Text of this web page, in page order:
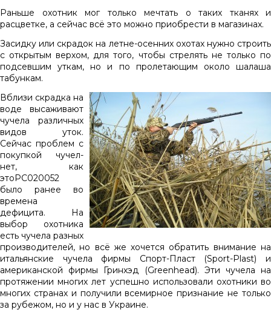
Раньше охотник мог только мечтать о таких тканях и
расцветке, а сейчас всё это можно приобрести в магазинах.
Засидку или скрадок на летне-осенних охотах нужно строить
с открытым верхом, для того, чтобы стрелять не только по
подсевшим уткам, но и по пролетающим около шалаша
табункам.
Вблизи скрадка на
воде высаживают
чучела различных
видов уток.
Сейчас проблем с
покупкой чучел-
нет, как
этоPC020052
было ранее во
времена
дефицита. На
выбор охотника
есть чучела разных
производителей, но всё же хочется обратить внимание на
итальянские чучела фирмы Спорт-Пласт (Sport-Plast) и
американской фирмы Гринхэд (Greenhead). Эти чучела на
протяжении многих лет успешно использовали охотники во
многих странах и получили всемирное признание не только
за рубежом, но и у нас в Украине.